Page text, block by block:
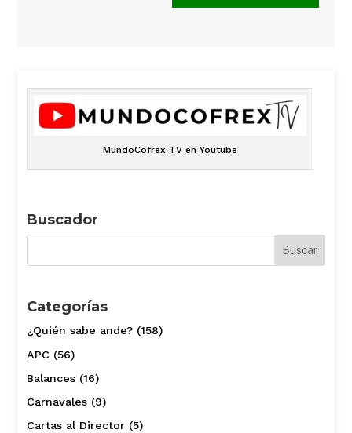
MundoCofrex TV en Youtube
Buscador
Categorías
¿Quién sabe ande?(158)
APC(56)
Balances(16)
Carnavales(9)
Cartas al Director(5)